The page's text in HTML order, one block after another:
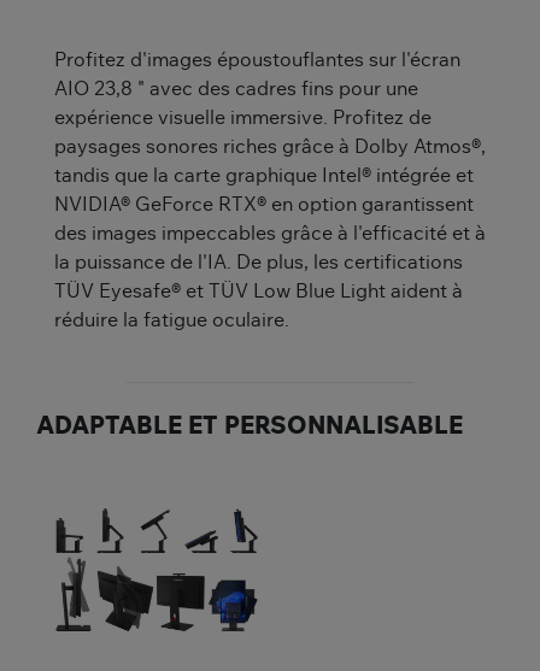
Profitez d'images époustouflantes sur l'écran
AIO 23,8 " avec des cadres fins pour une
expérience visuelle immersive. Profitez de
paysages sonores riches grâce à Dolby Atmos®,
tandis que la carte graphique Intel® intégrée et
NVIDIA® GeForce RTX® en option garantissent
des images impeccables grâce à l'efficacité et à
la puissance de l'IA. De plus, les certifications
TÜV Eyesafe® et TÜV Low Blue Light aident à
réduire la fatigue oculaire.
ADAPTABLE ET PERSONNALISABLE